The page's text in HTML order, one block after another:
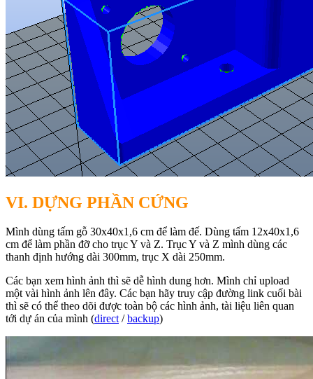
VI. DỰNG PHẦN CỨNG
Mình dùng tấm gỗ 30x40x1,6 cm để làm đế. Dùng tấm 12x40x1,6
cm để làm phần đỡ cho trục Y và Z. Trục Y và Z mình dùng các
thanh định hướng dài 300mm, trục X dài 250mm.
Các bạn xem hình ảnh thì sẽ dễ hình dung hơn. Mình chỉ upload
một vài hình ảnh lên đây. Các bạn hãy truy cập đường link cuối bài
thì sẽ có thể theo dõi được toàn bộ các hình ảnh, tài liệu liên quan
tới dự án của mình (direct/backup)